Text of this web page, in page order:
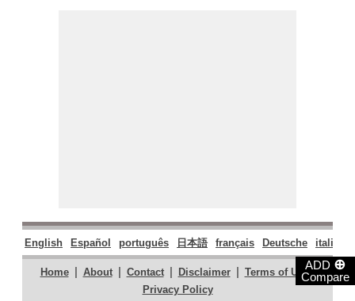
ADD ⊕
Compare
English Español português 日本語 français Deutsche italiano
Home | About | Contact | Disclaimer | Terms of Use |
Privacy Policy